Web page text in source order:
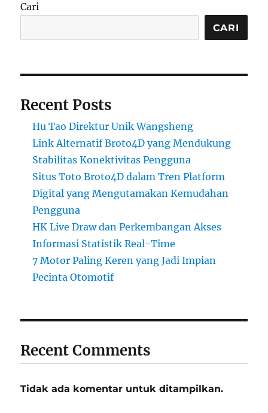
Cari
CARI
Recent Posts
Hu Tao Direktur Unik Wangsheng
Link Alternatif Broto4D yang Mendukung
Stabilitas Konektivitas Pengguna
Situs Toto Broto4D dalam Tren Platform
Digital yang Mengutamakan Kemudahan
Pengguna
HK Live Draw dan Perkembangan Akses
Informasi Statistik Real-Time
7 Motor Paling Keren yang Jadi Impian
Pecinta Otomotif
Recent Comments
Tidak ada komentar untuk ditampilkan.